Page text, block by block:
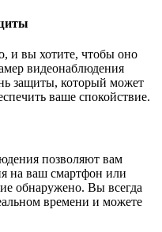
и вы хотите, чтобы оно
видеонаблюдения
защиты, который может
ваше спокойствие.
позволяют вам
на ваш смартфон или
обнаружено. Вы всегда
времени и можете